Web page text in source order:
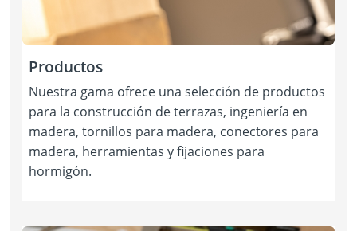
Productos
Nuestra gama ofrece una selección de productos
para la construcción de terrazas, ingeniería en
madera, tornillos para madera, conectores para
madera, herramientas y fijaciones para
hormigón.